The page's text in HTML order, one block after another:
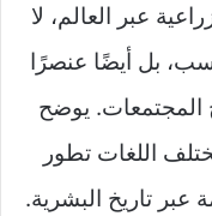
عبر العالم، لا
بل أيضًا عنصرًا
المجتمعات. يوضح
اللغات تطور
عبر تاريخ البشرية.